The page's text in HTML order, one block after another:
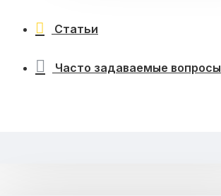
Статьи
Часто задаваемые вопросы